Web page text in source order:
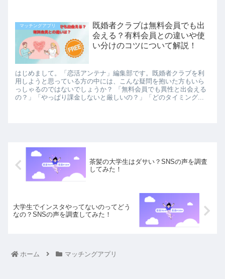
マッチングアプリ
既婚者クラブは無料会員でも出
会える？有料会員との違いや使
い分けのコツについて解説！
はじめまして。「恋活アンテナ」編集部です。既婚者クラブを利
用しようと思っている方の中には、こんな疑問を抱いた方もいら
っしゃるのではないでしょうか？ 「無料会員でも異性と出会える
の？」「やっぱり課金しないと厳しいの？」「どのタイミング...
茶髪の大学生はダサい？SNSの声を調査
してみた！
大学生でインスタやってないのってどう
なの？SNSの声を調査してみた！
ホーム マッチングアプリ